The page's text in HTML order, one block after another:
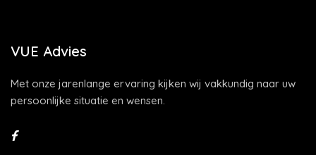
VUE Advies
Met onze jarenlange ervaring kijken wij vakkundig naar uw
persoonlijke situatie en wensen.